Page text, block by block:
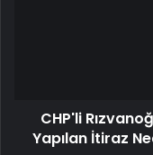
CHP'li
Yapılan İtiraz